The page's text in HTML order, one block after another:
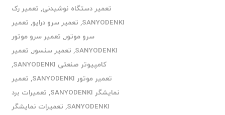
تعمیر دستگاه نوشیدنی, تعمیر رک
SANYODENKI
, تعمیر سرو درایو, تعمیر
سرو موتور, تعمیر سرو موتور
SANYODENKI
, تعمیر سنسور, تعمیر
کامپیوتر صنعتی SANYODENKI
,
تعمیر موتور SANYODENKI
, تعمیر
نمایشگر SANYODENKI
, تعمیرات برد
SANYODENKI
, تعمیرات نمایشگر